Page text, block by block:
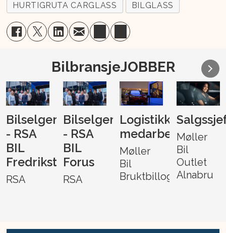
HURTIGRUTA CARGLASS
BILGLASS
BilbransjeJOBBER
Bilselger
- RSA
BIL
Fredrikstad
RSA
Bilselger
- RSA
BIL
Forus
RSA
Logistikk-
medarbeider
Møller
Bil
Bruktbillogistikk
Møller
Bil
Outlet
Alnabru